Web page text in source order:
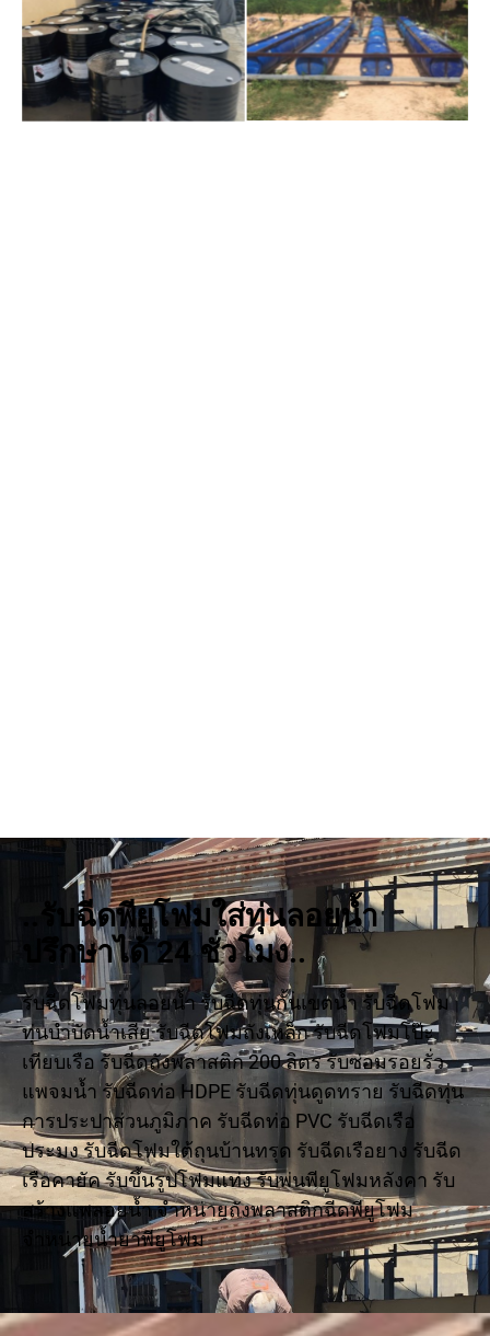
..รับฉีดพียูโฟมใส่ทุ่นลอยน้ำ
ปรึกษาได้ 24 ชั่วโมง..
รับฉีดโฟมทุ่นลอยน้ำ รับฉีดทุ่นกั้นเขตน้ำ รับฉีดโฟม
ทุ่นบำบัดน้ำเสีย รับฉีดโฟมถังเหล็ก รับฉีดโฟมโป๊ะ
เทียบเรือ รับฉีดถังพลาสติก 200 ลิตร รับซ่อมรอยรั่ว
แพจมน้ำ รับฉีดท่อ HDPE รับฉีดทุ่นดูดทราย รับฉีดทุ่น
การประปาส่วนภูมิภาค รับฉีดท่อ PVC รับฉีดเรือ
ประมง รับฉีดโฟมใต้ถุนบ้านทรุด รับฉีดเรือยาง รับฉีด
เรือคายัค รับขึ้นรูปโฟมแท่ง รับพ่นพียูโฟมหลังคา รับ
สร้างแพลอยน้ำ จำหน่ายถังพลาสติกฉีดพียูโฟม
จำหน่ายน้ำยาพียูโฟม